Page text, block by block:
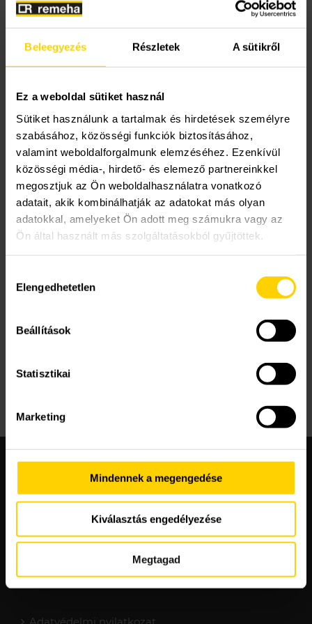
Beleegyezés Részletek A sütikről
Ez a weboldal sütiket használ
Sütiket használunk a tartalmak és hirdetések személyre
szabásához, közösségi funkciók biztosításához,
valamint weboldalforgalmunk elemzéséhez. Ezenkívül
közösségi média-, hirdető- és elemező partnereinkkel
megosztjuk az Ön weboldalhasználatra vonatkozó
adatait, akik kombinálhatják az adatokat más olyan
adatokkal, amelyeket Ön adott meg számukra vagy az
Ön által használt más szolgáltatásokból gyűjtöttek.
kiválasztása
Elengedhetetlen
Beállítások
Statisztikai
Marketing
Mindennek a megengedése
Kiválasztás engedélyezése
Megtagad
Akciók
Támogatások
Kapcsolatfelvételi űrlap
Műszaki, értékesítési tanácsadás
Szerviz szolgáltatások
Szolgáltatás megrendelés
A Remeha
Elérhetőségeink
Karrier
Hogyan használhatja
az összes családtagom
is az alkalmazást?
Családtagjai fiókot hozhatnak létre a Remeha
Home alkalmazásban, és összekapcsolhatják
fiókjukat az otthonában lévő eTwisttel.
Az eTwisthez hozzáféréssel rendelkező fiókok listája
a “Home management” alatt található tovább
menüben.
0 hozzászólás